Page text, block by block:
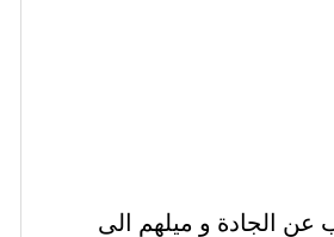
الجادة و ميلهم الى